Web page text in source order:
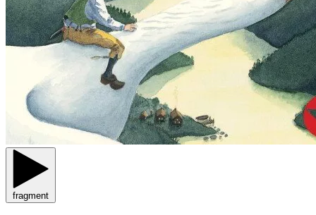
fragment